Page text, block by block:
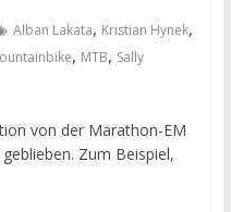
Alban Lakata, Kristian Hynek,
, MTB, Sally
von der Marathon-EM
Zum Beispiel,